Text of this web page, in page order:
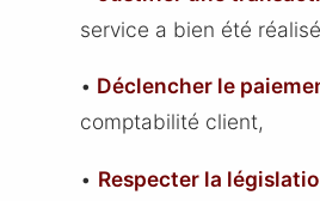
service a bien été
• Déclencher le
comptabilité client,
• Respecter la